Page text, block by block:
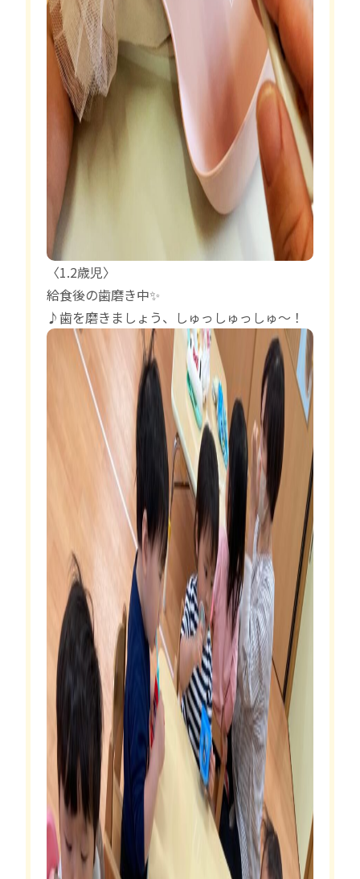
〈1.2歳児〉
給食後の歯磨き中✨
♪歯を磨きましょう、しゅっしゅっしゅ～！